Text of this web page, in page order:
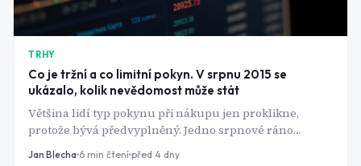
TRHY
Co je tržní a co limitní pokyn. V srpnu 2015 se
ukázalo, kolik nevědomost může stát
Většina lidí typ pokynu při nákupu jen proklikne,
protože bývá předvyplněný. Jedno srpnové ráno
Jan Blecha 6 min čtení před 4 dny